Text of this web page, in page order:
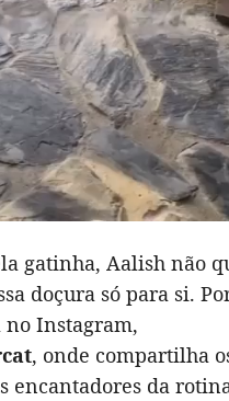
gatinha, Aalish não
doçura só para si.
Instagram,
, onde compartilha
encantadores da